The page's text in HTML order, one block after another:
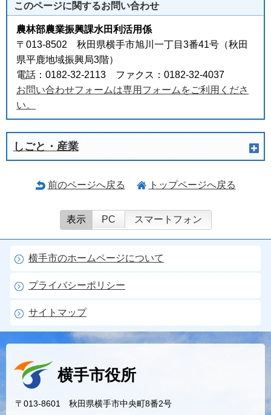
このページに関するお問い合わせ
農林部農業振興課水田利活用係
〒013-8502 秋田県横手市旭川一丁目3番41号（秋田
県平鹿地域振興局3階）
電話：0182-32-2113 ファクス：0182-32-4037
お問い合わせフォームは専用フォームをご利用くださ
い。
しごと・産業
前のページへ戻る トップページへ戻る
表示 PC スマートフォン
横手市のホームページについて
プライバシーポリシー
サイトマップ
横手市役所
〒013-8601 秋田県横手市中央町8番2号